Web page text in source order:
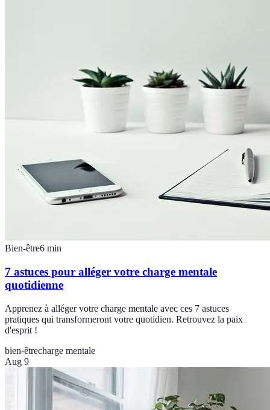
Bien-être6 min
7 astuces pour alléger votre charge mentale
quotidienne
Apprenez à alléger votre charge mentale avec ces 7 astuces
pratiques qui transformeront votre quotidien. Retrouvez la paix
d'esprit !
bien-êtrecharge mentale
Aug 9